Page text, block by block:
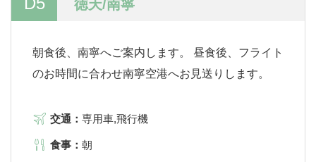
徳天/南寧
朝食後、南寧へご案内します。 昼食後、フライト
のお時間に合わせ南寧空港へお見送りします。
交通： 専用車,飛行機
食事： 朝